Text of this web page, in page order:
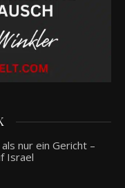
nur ein Gericht –
Israel